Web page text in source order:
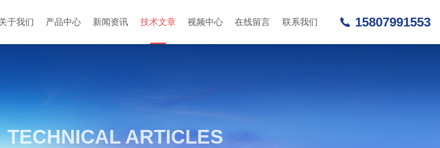
于我们 产品中心 新闻资讯 技术文章 视频中心 在线留言 联系我们 15807991553
TECHNICAL ARTICLES